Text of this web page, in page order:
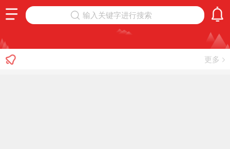
输入关键字进行搜索
更多